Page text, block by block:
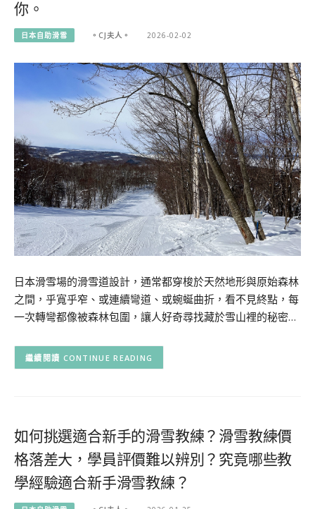
你。
日本自助滑雪 。CJ夫人。 2026-02-02
日本滑雪場的滑雪道設計，通常都穿梭於天然地形與原始森林
之間，乎寬乎窄、或連續彎道、或蜿蜒曲折，看不見終點，每
一次轉彎都像被森林包圍，讓人好奇尋找藏於雪山裡的秘密…
CONTINUE READING
如何挑選適合新手的滑雪教練？滑雪教練價
格落差大，學員評價難以辨別？究竟哪些教
學經驗適合新手滑雪教練？